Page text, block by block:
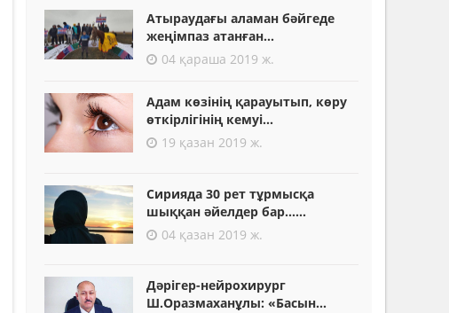
Атыраудағы аламан бәйгеде
жеңімпаз атанған...
04 қараша 2019 ж.
Адам көзінің қарауытып, көру
өткірлігінің кемуі...
19 қазан 2019 ж.
Сирияда 30 рет тұрмысқа
шыққан әйелдер бар......
04 қазан 2019 ж.
Дәрігер-нейрохирург
Ш.Оразмаханұлы: «Басын...